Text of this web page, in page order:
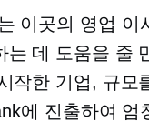
이곳의 영업 이
는 데 도움을 줄
작한 기업, 규모
에 진출하여